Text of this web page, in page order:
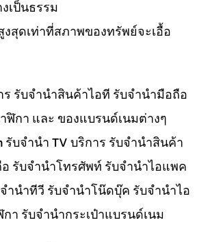
เป็นธรรม
สุดเท่าที่สภาพของทรัพย์จะเอื้อ
ร รับจำนำสินค้าไอที รับจำนำมือถือ
ฬิกา และ ของแบรนด์เนมต่างๆ
รับจำนำ TV บริการ รับจำนำสินค้า
รับจำนำโทรศัพท์ รับจำนำไอแพค
ำนำทีวี รับจำนำโน๊ดบุ๊ค รับจำนำไอ
า รับจำนำกระเป๋าแบรนด์เนม